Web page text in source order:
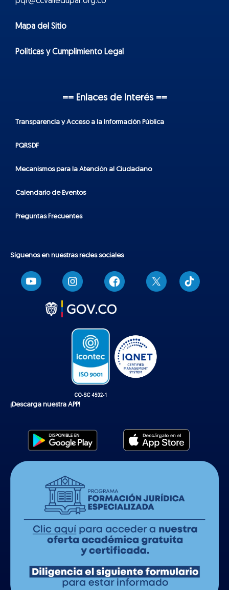
Mapa del Sitio
Políticas y Cumplimiento Legal
== Enlaces de interés ==
Transparencia y Acceso a la Información Pública
PQRSDF
Mecanismos para la Atención al Ciudadano
Calendario de Eventos
Preguntas Frecuentes
Síguenos en nuestras redes sociales
T
i
k
¡Descarga nuestra APP!